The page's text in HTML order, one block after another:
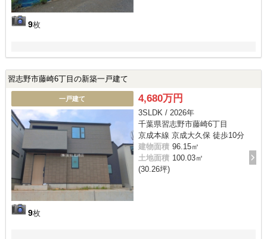
9枚
習志野市藤崎6丁目の新築一戸建て
一戸建て
9枚
4,680万円
3SLDK / 2026年
千葉県習志野市藤崎6丁目
京成本線 京成大久保 徒歩10分
建物面積 96.15㎡
土地面積 100.03㎡
(30.26坪)